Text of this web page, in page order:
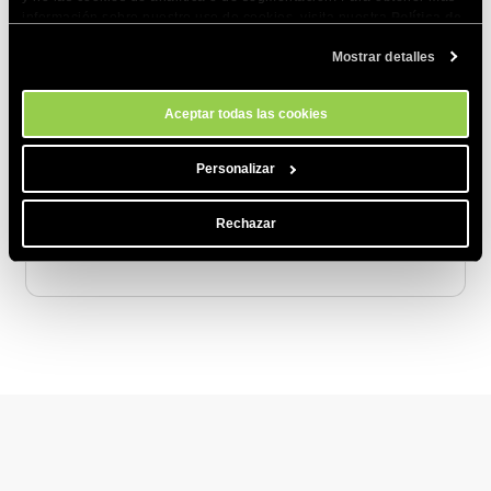
momento a través de la herramienta Configuración de Cookies de
Mostrar detalles
Aceptar todas las cookies
Personalizar
Rechazar
Artículos relacionados
¿Puedo pujar por palabras clave relacionadas
con SiteGround en Google?